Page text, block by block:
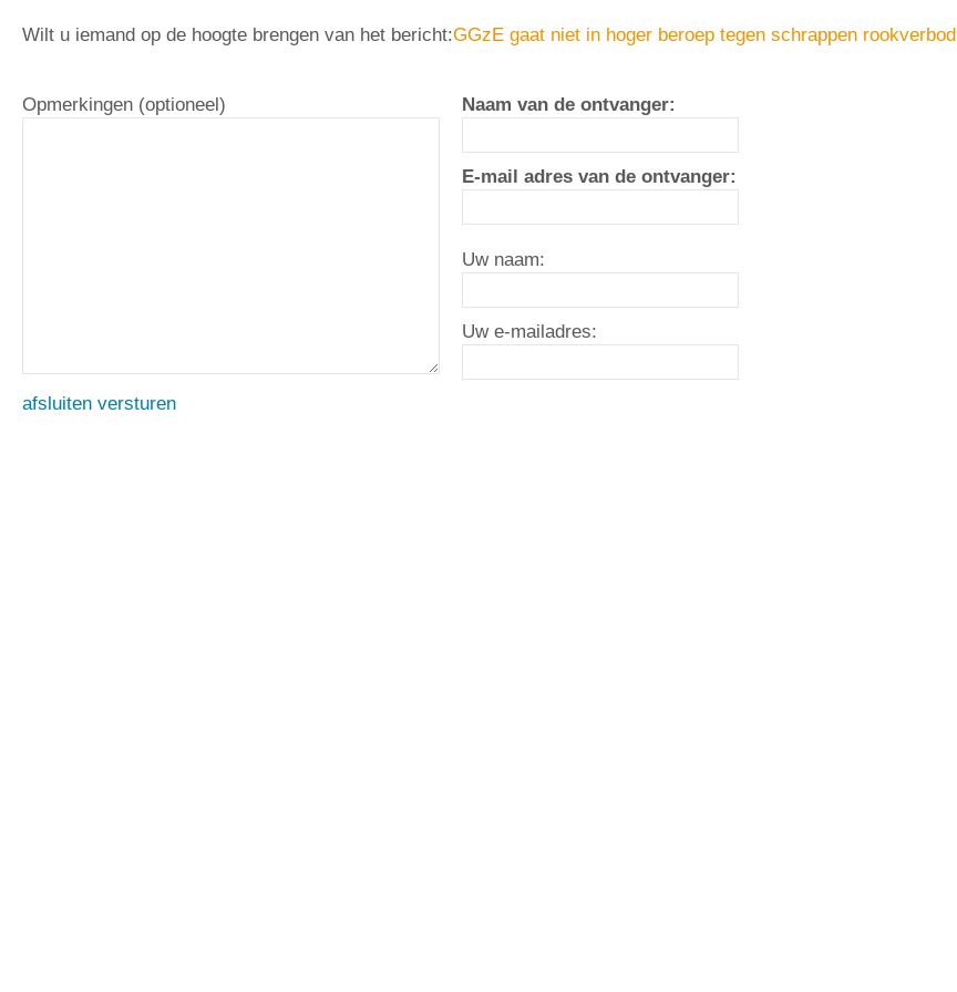
Wilt u iemand op de hoogte brengen van het bericht:GGzE gaat niet in hoger beroep tegen schrappen rookverbod
Opmerkingen (optioneel) Naam van de ontvanger:
E-mail adres van de ontvanger:
Uw naam:
Uw e-mailadres:
afsluiten versturen